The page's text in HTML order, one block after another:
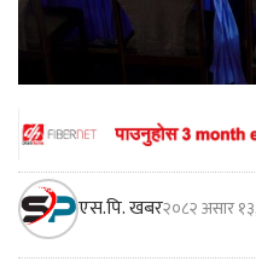
एस.पि. खबर२०८२ असार